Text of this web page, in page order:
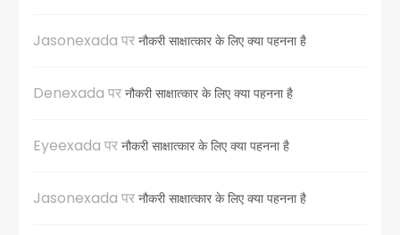
Jasonexada पर नौकरी साक्षात्कार के लिए क्या पहनना है
Denexada पर नौकरी साक्षात्कार के लिए क्या पहनना है
Eyeexada पर नौकरी साक्षात्कार के लिए क्या पहनना है
Jasonexada पर नौकरी साक्षात्कार के लिए क्या पहनना है